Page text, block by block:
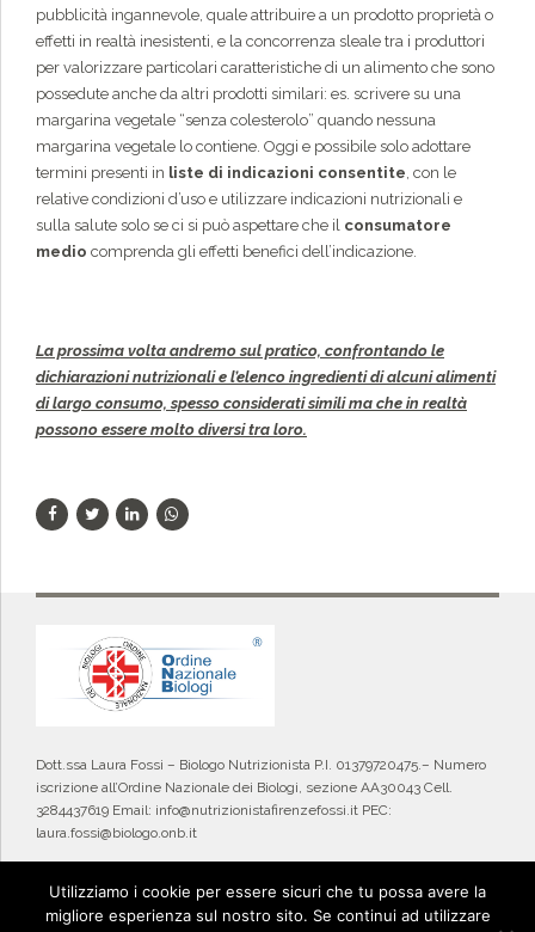
pubblicità ingannevole, quale attribuire a un prodotto proprietà o
effetti in realtà inesistenti, e la concorrenza sleale tra i produttori
per valorizzare particolari caratteristiche di un alimento che sono
possedute anche da altri prodotti similari: es. scrivere su una
margarina vegetale “senza colesterolo” quando nessuna
margarina vegetale lo contiene. Oggi e possibile solo adottare
termini presenti in liste di indicazioni consentite, con le
relative condizioni d’uso e utilizzare indicazioni nutrizionali e
sulla salute solo se ci si può aspettare che il consumatore
medio comprenda gli effetti benefici dell’indicazione.
La prossima volta andremo sul pratico, confrontando le
dichiarazioni nutrizionali e l’elenco ingredienti di alcuni alimenti
di largo consumo, spesso considerati simili ma che in realtà
possono essere molto diversi tra loro.
Dott.ssa Laura Fossi – Biologo Nutrizionista P.I. 01379720475.– Numero
iscrizione all’Ordine Nazionale dei Biologi, sezione AA30043 Cell.
3284437619 Email: info@nutrizionistafirenzefossi.it PEC:
laura.fossi@biologo.onb.it
Privacy Policy FAQ
Utilizziamo i cookie per essere sicuri che tu possa avere la
migliore esperienza sul nostro sito. Se continui ad utilizzare